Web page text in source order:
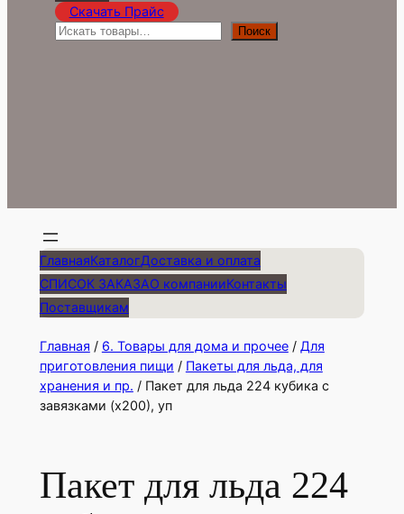
Скачать Прайс
П
Поиск
ГлавнаяКаталогДоставка и оплата
СПИСОК ЗАКАЗАО компанииКонтакты
Поставщикам
Главная / 6. Товары для дома и прочее/ Для
приготовления пищи / Пакеты для льда, для
хранения и пр. / Пакет для льда 224 кубика с
завязками (х200), уп
Пакет для льда 224